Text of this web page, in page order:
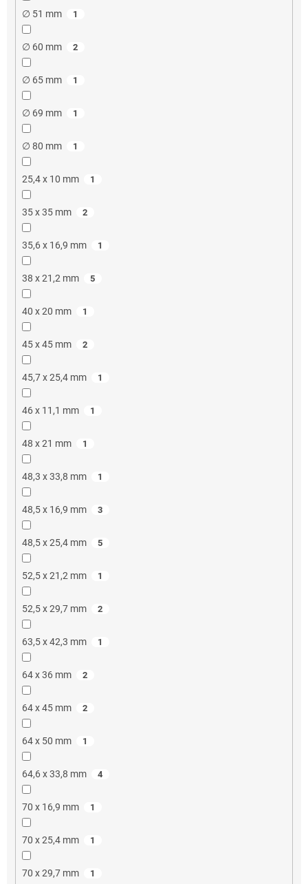
∅ 51 mm 1
∅ 60 mm 2
∅ 65 mm 1
∅ 69 mm 1
∅ 80 mm 1
25,4 x 10 mm 1
35 x 35 mm 2
35,6 x 16,9 mm 1
38 x 21,2 mm 5
40 x 20 mm 1
45 x 45 mm 2
45,7 x 25,4 mm 1
46 x 11,1 mm 1
48 x 21 mm 1
48,3 x 33,8 mm 1
48,5 x 16,9 mm 3
48,5 x 25,4 mm 5
52,5 x 21,2 mm 1
52,5 x 29,7 mm 2
63,5 x 42,3 mm 1
64 x 36 mm 2
64 x 45 mm 2
64 x 50 mm 1
64,6 x 33,8 mm 4
70 x 16,9 mm 1
70 x 25,4 mm 1
70 x 29,7 mm 1